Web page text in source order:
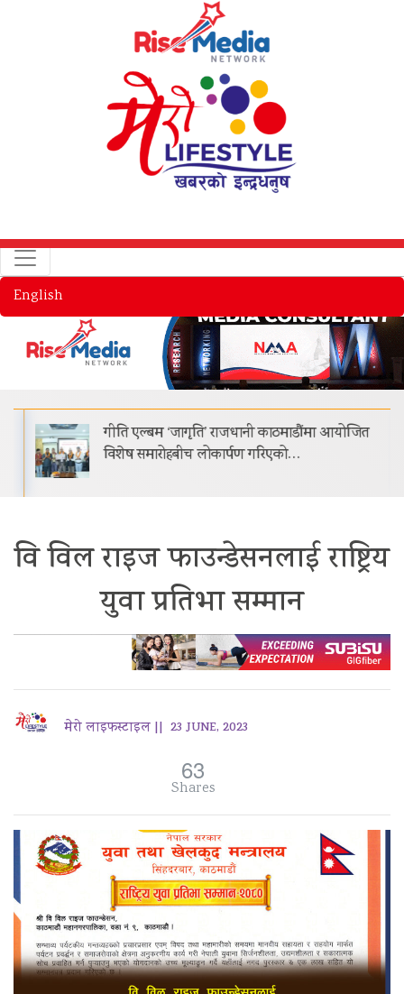
English
गीति एल्बम ‘जागृति’ राजधानी काठमाडौंमा आयोजित
विशेष समारोहबीच लोकार्पण गरिएको…
वि विल राइज फाउन्डेसनलाई राष्ट्रिय
युवा प्रतिभा सम्मान
मेरो लाइफस्टाइल || 23 JUNE, 2023
63
Shares